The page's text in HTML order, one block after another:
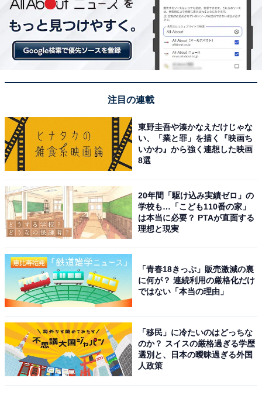
注目の連載
東野圭吾や湊かなえだけじゃな
い、「業と罪」を描く『映画ち
いかわ』から強く連想した映画
8選
20年間「駆け込み実績ゼロ」の
学校も…「こども110番の家」
は本当に必要？ PTAが直面する
理想と現実
「青春18きっぷ」販売激減の裏
に何が？ 連続利用の厳格化だけ
ではない「本当の理由」
「移民」に冷たいのはどっちな
のか？ スイスの厳格過ぎる学歴
選別と、日本の曖昧過ぎる外国
人政策